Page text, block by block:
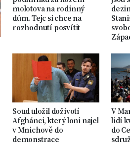
molotova na rodinný
dům. Tejc si chce na
rozhodnutí posvítit
Soud uložil doživotí
Afghánci, který loni najel
v Mnichově do
demonstrace
V
lidí
do